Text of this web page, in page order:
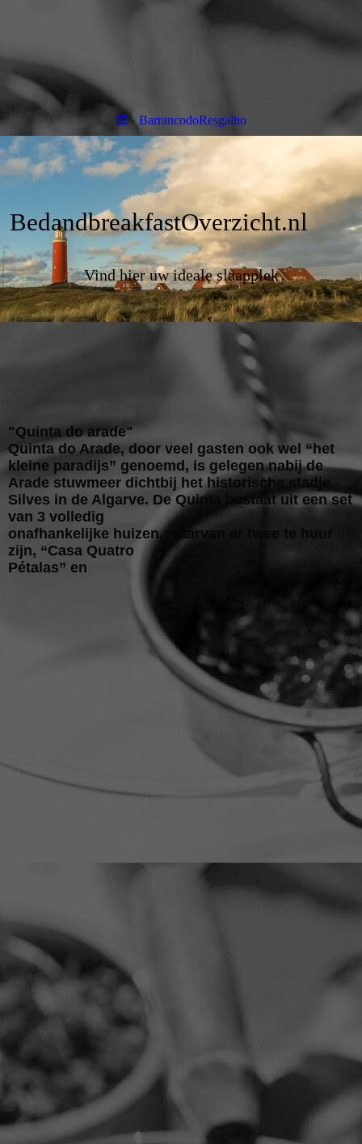
BarrancodoResgalho
BedandbreakfastOverzicht.nl
Vind hier uw ideale slaapplek
"Quinta do arade"
Quinta do Arade, door veel gasten ook wel “het
kleine paradijs” genoemd, is gelegen nabij de
Arade stuwmeer dichtbij het historische stadje
Silves in de Algarve. De Quinta bestaat uit een set
van 3 volledig
onafhankelijke huizen, waarvan er twee te huur
zijn, “Casa Quatro
Pétalas” en